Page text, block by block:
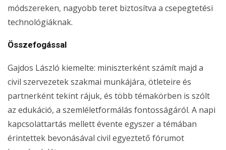
módszereken, nagyobb teret biztosítva a csepegtetési
technológiáknak.
Összefogással
Gajdos László kiemelte: miniszterként számít majd a
civil szervezetek szakmai munkájára, ötleteire és
partnerként tekint rájuk, és több témakörben is szólt
az edukáció, a szemléletformálás fontosságáról. A napi
kapcsolattartás mellett évente egyszer a témában
érintettek bevonásával civil egyeztető fórumot